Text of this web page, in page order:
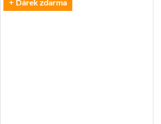
+ Dárek zdarma